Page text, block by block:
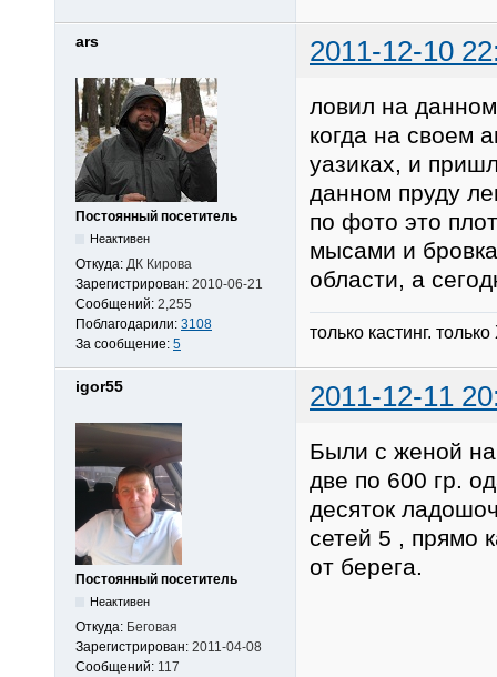
ars 2011-12-10
Постоянный посетитель
Неактивен
Откуда: ДК Кирова
Зарегистрирован: 2010-06-21
Сообщений: 2,255
Поблагодарили: 3108
За сообщение: 5
ловил на
когда на своем
уазиках, и
данном пруду
по фото это
мысами и
области, а
только кастинг.
igor55 2011-12-11
Постоянный посетитель
Неактивен
Откуда: Беговая
Зарегистрирован: 2011-04-08
Сообщений: 117
Были с женой
две по 600 гр.
десяток
сетей 5 , прямо
от берега.